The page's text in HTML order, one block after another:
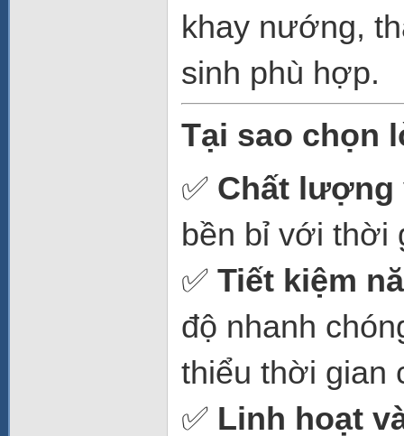
khay nướng,
sinh phù hợp.
Tại sao chọn
✅ Chất
bền bỉ với thời
✅ Tiết kiệm
độ nhanh
thiểu thời gian
✅ Linh hoạt